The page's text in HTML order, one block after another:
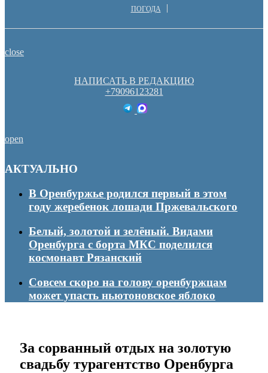
ПОГОДА
close
НАПИСАТЬ В РЕДАКЦИЮ
+79096123281
open
АКТУАЛЬНО
В Оренбуржье родился первый в этом
году жеребенок лошади Пржевальского
Белый, золотой и зелёный. Видами
Оренбурга с борта МКС поделился
космонавт Рязанский
Совсем скоро на голову оренбуржцам
может упасть ньютоновское яблоко
За сорванный отдых на золотую
свадьбу турагентство Оренбурга